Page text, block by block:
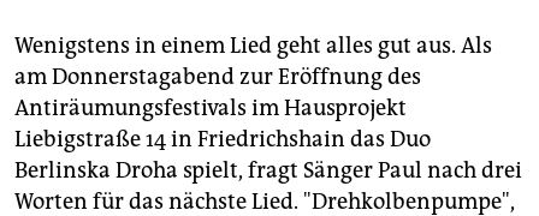
wahrheit
verlag
verlag
veranstaltungen
Wenigstens in einem Lied geht alles gut aus. Als
am Donnerstagabend zur Eröffnung des
Antiräumungsfestivals im Hausprojekt
Liebigstraße 14 in Friedrichshain das Duo
Berlinska Droha spielt, fragt Sänger Paul nach drei
Worten für das nächste Lied. "Drehkolbenpumpe",